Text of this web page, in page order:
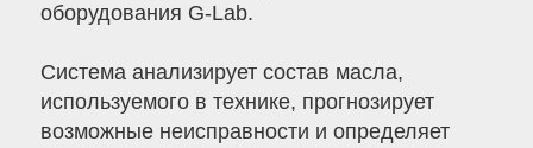
оборудования G-Lab.
Система анализирует состав масла,
используемого в технике, прогнозирует
возможные неисправности и определяет